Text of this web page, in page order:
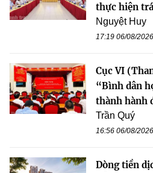
thực hiện
Nguyệt Huy
17:19 06/08/2026
Cục VI
“Bình dân
thành hành
Trần Quý
16:56 06/08/2026
Dòng tiền